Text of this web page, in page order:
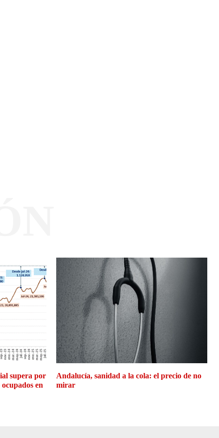
supera por
en
Andalucía, sanidad a la cola: el precio de no
mirar